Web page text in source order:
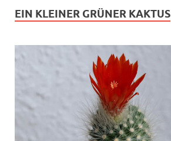
EIN KLEINER GRÜNER KAKTUS